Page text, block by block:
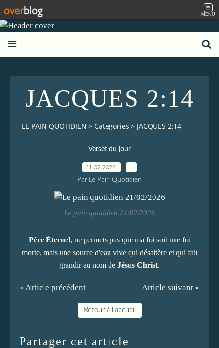
MENU
JACQUES 2:14
LE PAIN QUOTIDIEN > Categories > JACQUES 2:14
Verset du jour
21.02.2026
Par Le Pain Quotidien
Le pain quotidien 21/02/2026
Père Éternel, ne permets pas que ma foi soit une foi
morte, mais une source d'eau vive qui désaltère et qui fait
grandir au nom de Jésus Christ.
« Article précédent Article suivant »
Retour à l'accueil
Partager cet article